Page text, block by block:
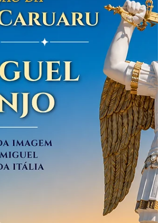
ápice da vida da Igreja. A programação
contará com a presença da imagem
de São Miguel Arcanjo, vinda do Monte
Gargano, na Itália, pr